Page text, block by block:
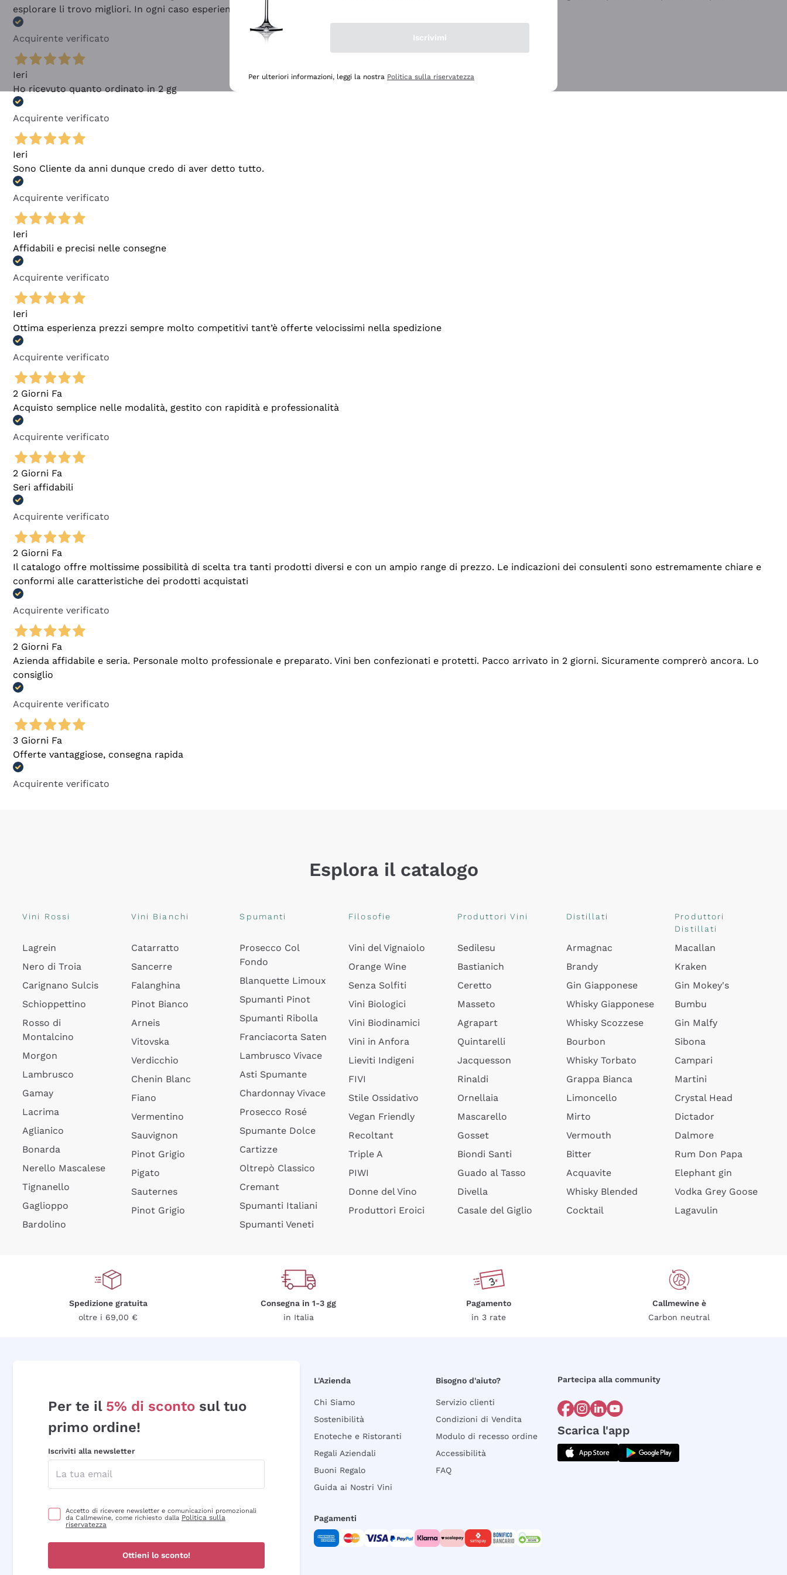
esplorare li trovo migliori. In ogni caso esperienza buona e lo consiglio! 👍
Acquirente verificato
Ieri
Ho ricevuto quanto ordinato in 2 gg
Acquirente verificato
Ieri
Sono Cliente da anni dunque credo di aver detto tutto.
Acquirente verificato
Ieri
Affidabili e precisi nelle consegne
Acquirente verificato
Ieri
Ottima esperienza prezzi sempre molto competitivi tant’è offerte velocissimi nella spedizione
Acquirente verificato
2 Giorni Fa
Acquisto semplice nelle modalità, gestito con rapidità e professionalità
Acquirente verificato
2 Giorni Fa
Seri affidabili
Acquirente verificato
2 Giorni Fa
Il catalogo offre moltissime possibilità di scelta tra tanti prodotti diversi e con un ampio range di prezzo. Le indicazioni dei consulenti sono estremamente chiare e
conformi alle caratteristiche dei prodotti acquistati
Acquirente verificato
2 Giorni Fa
Azienda affidabile e seria. Personale molto professionale e preparato. Vini ben confezionati e protetti. Pacco arrivato in 2 giorni. Sicuramente comprerò ancora. Lo
consiglio
Acquirente verificato
3 Giorni Fa
Offerte vantaggiose, consegna rapida
Acquirente verificato
Esplora il catalogo
Vini Rossi
Lagrein
Nero di Troia
Carignano Sulcis
Schioppettino
Rosso di
Montalcino
Morgon
Lambrusco
Gamay
Lacrima
Aglianico
Bonarda
Nerello Mascalese
Tignanello
Gaglioppo
Bardolino
Vini Bianchi
Catarratto
Sancerre
Falanghina
Pinot Bianco
Arneis
Vitovska
Verdicchio
Chenin Blanc
Fiano
Vermentino
Sauvignon
Pinot Grigio
Pigato
Sauternes
Pinot Grigio
Spumanti
Prosecco Col
Fondo
Blanquette Limoux
Spumanti Pinot
Spumanti Ribolla
Franciacorta Saten
Lambrusco Vivace
Asti Spumante
Chardonnay Vivace
Prosecco Rosé
Spumante Dolce
Cartizze
Oltrepò Classico
Cremant
Spumanti Italiani
Spumanti Veneti
Filosofie
Vini del Vignaiolo
Orange Wine
Senza Solfiti
Vini Biologici
Vini Biodinamici
Vini in Anfora
Lieviti Indigeni
FIVI
Stile Ossidativo
Vegan Friendly
Recoltant
Triple A
PIWI
Donne del Vino
Produttori Eroici
Produttori Vini
Sedilesu
Bastianich
Ceretto
Masseto
Agrapart
Quintarelli
Jacquesson
Rinaldi
Ornellaia
Mascarello
Gosset
Biondi Santi
Guado al Tasso
Divella
Casale del Giglio
Distillati
Armagnac
Brandy
Gin Giapponese
Whisky Giapponese
Whisky Scozzese
Bourbon
Whisky Torbato
Grappa Bianca
Limoncello
Mirto
Vermouth
Bitter
Acquavite
Whisky Blended
Cocktail
Produttori
Distillati
Macallan
Kraken
Gin Mokey's
Bumbu
Gin Malfy
Sibona
Campari
Martini
Crystal Head
Dictador
Dalmore
Rum Don Papa
Elephant gin
Vodka Grey Goose
Lagavulin
Spedizione gratuita
oltre i 69,00 €
Consegna in 1-3 gg
in Italia
Pagamento
in 3 rate
Callmewine è
Carbon neutral
Per te il 5% di sconto sul tuo
primo ordine!
Iscriviti alla newsletter
Accetto di ricevere newsletter e comunicazioni promozionali
da Callmewine, come richiesto dalla Politica sulla
riservatezza
Ottieni lo sconto!
L'Azienda
Chi Siamo
Sostenibilità
Enoteche e Ristoranti
Regali Aziendali
Buoni Regalo
Guida ai Nostri Vini
Bisogno d'aiuto?
Servizio clienti
Condizioni di Vendita
Modulo di recesso ordine
Accessibilità
FAQ
Partecipa alla community
Scarica l'app
Pagamenti
Iscrivimi
Per ulteriori informazioni, leggi la nostra Politica sulla riservatezza